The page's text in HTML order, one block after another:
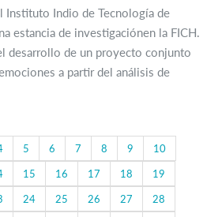
Instituto Indio de Tecnología de
estancia de investigaciónen la FICH.
desarrollo de un proyecto conjunto
a partir del análisis de
5 6 7 8 9
10
15 16 17 18
19
24 25 26 27
28